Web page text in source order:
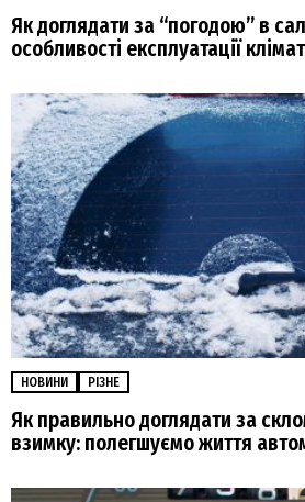
Як доглядати за “погодою” в
особливості експлуатації
НОВИНИ РІЗНЕ
Як правильно доглядати за
взимку: полегшуємо життя